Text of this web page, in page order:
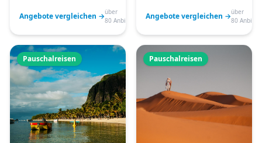
Angebote vergleichen →über
80 Anbieter
Angebote vergleichen →über
80
Pauschalreisen Pauschalreisen